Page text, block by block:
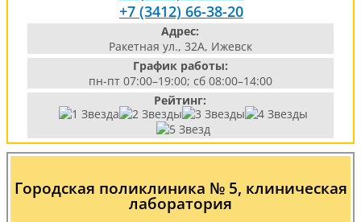
+7 (3412) 66-38-20
Адрес:
Ракетная ул., 32А, Ижевск
График работы:
пн-пт 07:00–19:00; сб 08:00–14:00
Рейтинг:
Городская поликлиника № 5, клиническая
лаборатория